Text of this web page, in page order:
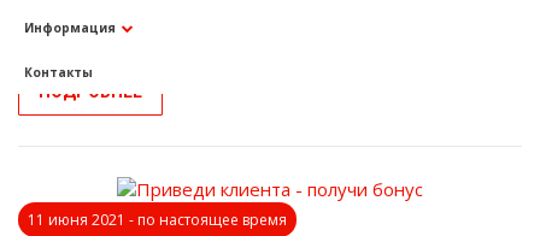
Информация
Контакты
Приведи клиента - получи бонус
ПОДРОБНЕЕ
11 июня 2021 - по настоящее время